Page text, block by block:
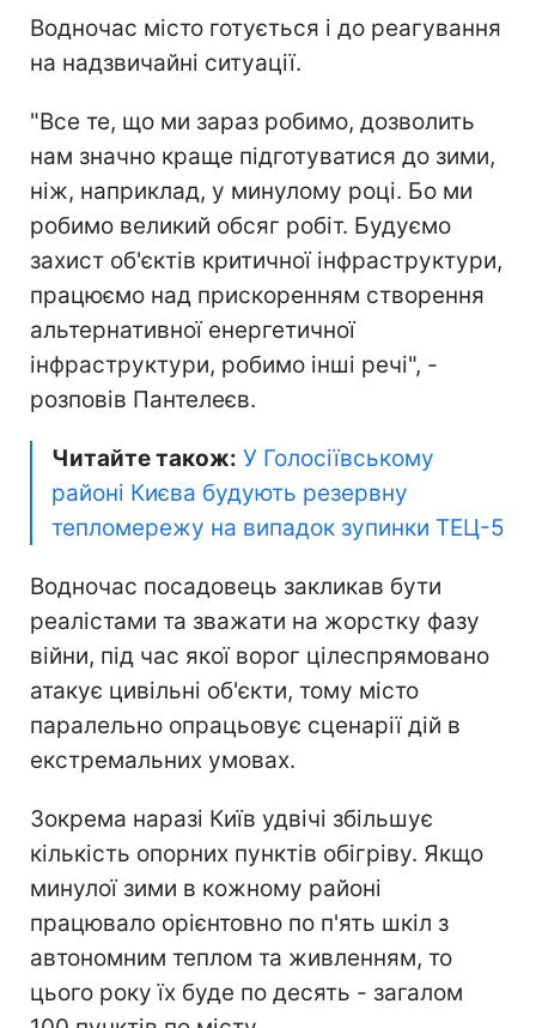
Водночас місто готується і до реагування
на надзвичайні ситуації.
"Все те, що ми зараз робимо, дозволить
нам значно краще підготуватися до зими,
ніж, наприклад, у минулому році. Бо ми
робимо великий обсяг робіт. Будуємо
захист об'єктів критичної інфраструктури,
працюємо над прискоренням створення
альтернативної енергетичної
інфраструктури, робимо інші речі", -
розповів Пантелеєв.
Читайте також: У Голосіївському
районі Києва будують ️резервну
тепломережу на випадок зупинки ТЕЦ-5
Водночас посадовець закликав бути
реалістами та зважати на жорстку фазу
війни, під час якої ворог цілеспрямовано
атакує цивільні об'єкти, тому місто
паралельно опрацьовує сценарії дій в
екстремальних умовах.
Зокрема наразі Київ удвічі збільшує
кількість опорних пунктів обігріву. Якщо
минулої зими в кожному районі
працювало орієнтовно по п'ять шкіл з
автономним теплом та живленням, то
цього року їх буде по десять - загалом